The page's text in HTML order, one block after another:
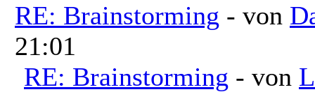
RE: Brainstorming - von
21:01
RE: Brainstorming - von